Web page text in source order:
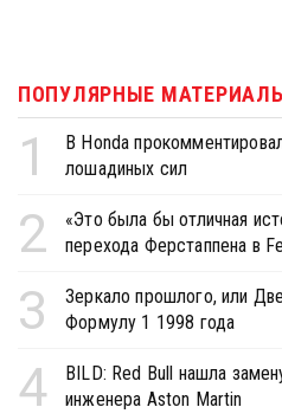
ПОПУЛЯРНЫЕ
1
В Honda
лошадиных сил
2
«Это была бы отличная
перехода Ферстаппена в
3
Зеркало прошлого, или
Формулу 1 1998 года
4
BILD: Red Bull нашла
инженера Aston Martin